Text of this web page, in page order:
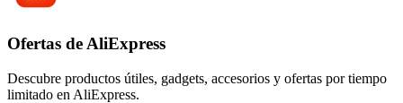
Ofertas de AliExpress
Descubre productos útiles, gadgets, accesorios y ofertas por tiempo
limitado en AliExpress.